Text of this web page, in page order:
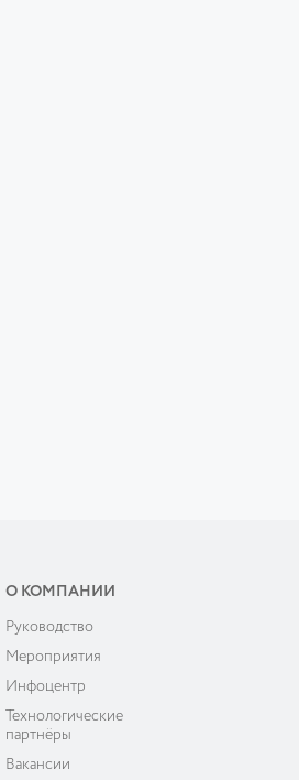
О КОМПАНИИ
Руководство
Мероприятия
Инфоцентр
Технологические
партнёры
Вакансии